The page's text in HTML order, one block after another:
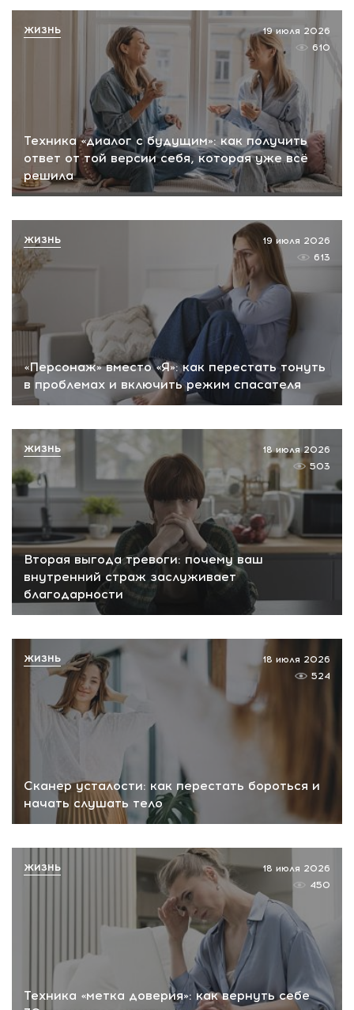
Техника «диалог с будущим»: как получить
ответ от той версии себя, которая уже всё
решила
19 июля 2026
610
ЖИЗНЬ
«Персонаж» вместо «Я»: как перестать тонуть
в проблемах и включить режим спасателя
19 июля 2026
613
ЖИЗНЬ
Вторая выгода тревоги: почему ваш
внутренний страж заслуживает
благодарности
18 июля 2026
503
ЖИЗНЬ
Сканер усталости: как перестать бороться и
начать слушать тело
18 июля 2026
524
ЖИЗНЬ
Техника «метка доверия»: как вернуть себе
18 июля 2026
450
ЖИЗНЬ